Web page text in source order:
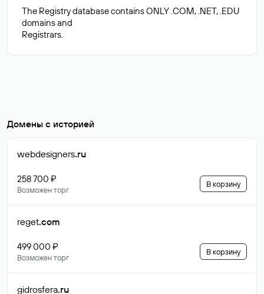
The Registry database contains ONLY .COM, .NET, .EDU
domains and
Домены с историей
webdesigners.ru
258 700 ₽
Возможен торг
В корзину
reget.com
499 000 ₽
Возможен торг
В корзину
gidrosfera.ru